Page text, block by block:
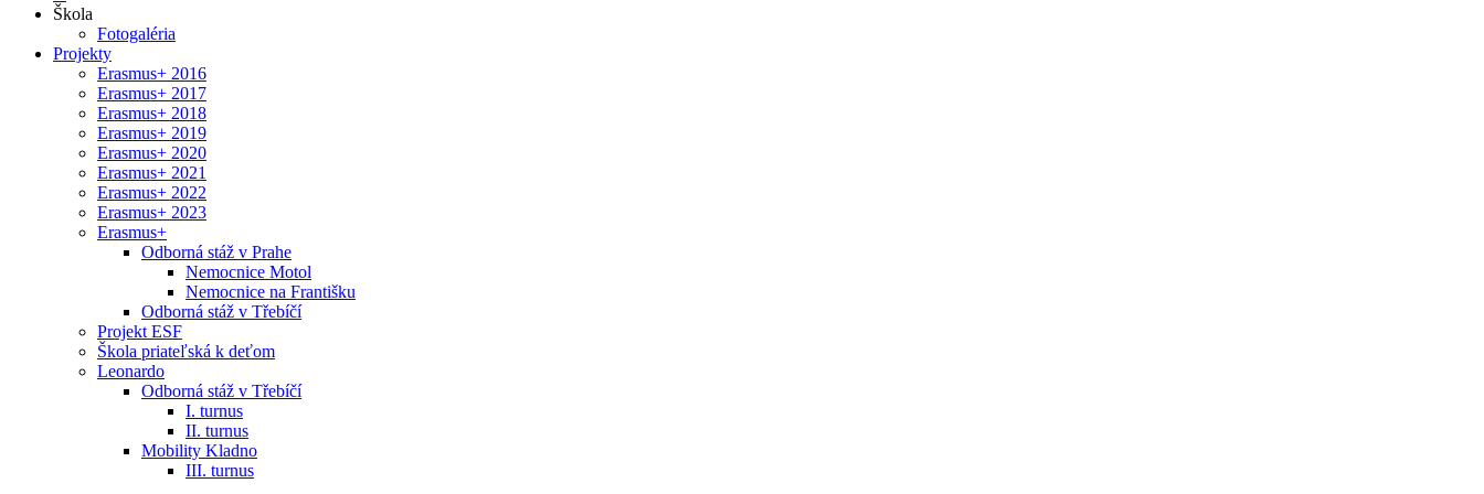
Škola
Fotogaléria
Projekty
Erasmus+ 2016
Erasmus+ 2017
Erasmus+ 2018
Erasmus+ 2019
Erasmus+ 2020
Erasmus+ 2021
Erasmus+ 2022
Erasmus+ 2023
Erasmus+
Odborná stáž v Prahe
Nemocnice Motol
Nemocnice na Františku
Odborná stáž v Třebíčí
Projekt ESF
Škola priateľská k deťom
Leonardo
Odborná stáž v Třebíčí
I. turnus
II. turnus
Mobility Kladno
III. turnus